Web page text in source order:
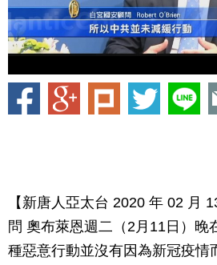
【新唐人亞太台 2020 年 02 月
問 奧布萊恩週二（2月11日）晚
種惡意行動並沒有因為新冠疫情